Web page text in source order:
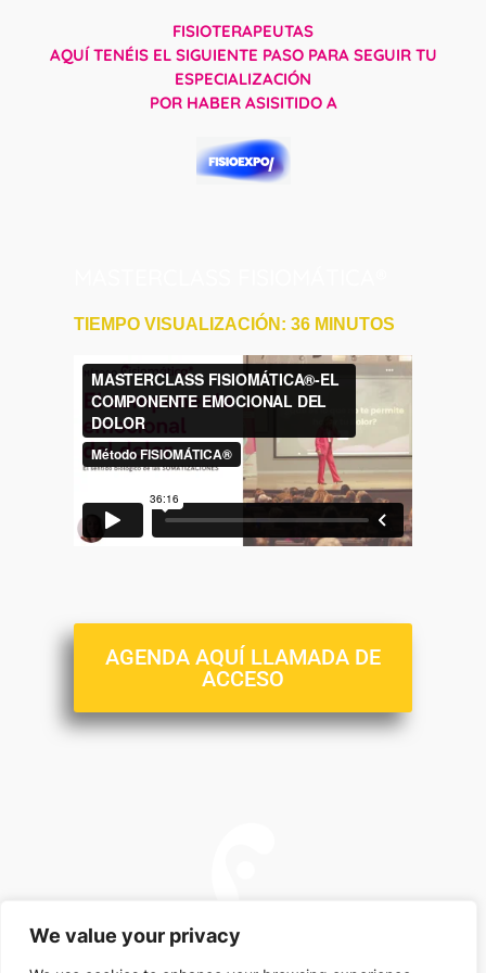
We value your privacy
FISIOTERAPEUTAS
AQUÍ TENÉIS EL SIGUIENTE PASO PARA SEGUIR TU
ESPECIALIZACIÓN
POR HABER ASISITIDO A
TIEMPO VISUALIZACIÓN: 36 MINUTOS
AGENDA AQUÍ LLAMADA DE
ACCESO